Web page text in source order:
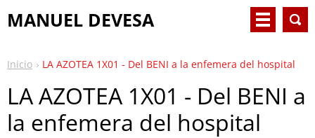
MANUEL DEVESA
Inicio LA AZOTEA 1X01 - Del BENI a la enfemera del hospital
LA AZOTEA 1X01 - Del BENI a
la enfemera del hospital